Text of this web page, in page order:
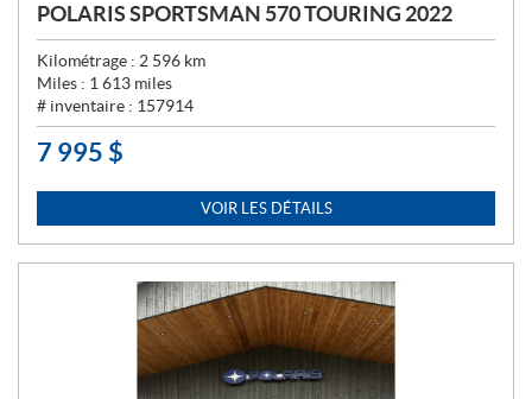
POLARIS SPORTSMAN 570 TOURING 2022
Kilométrage : 2 596 km
Miles : 1 613 miles
# inventaire : 157914
P
X
7 995 $
VOIR LES DÉTAILS